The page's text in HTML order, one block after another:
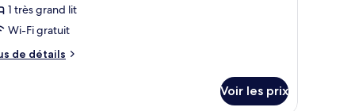
:
1 très grand lit
Wi-Fi gratuit
de détails
Voir les prix